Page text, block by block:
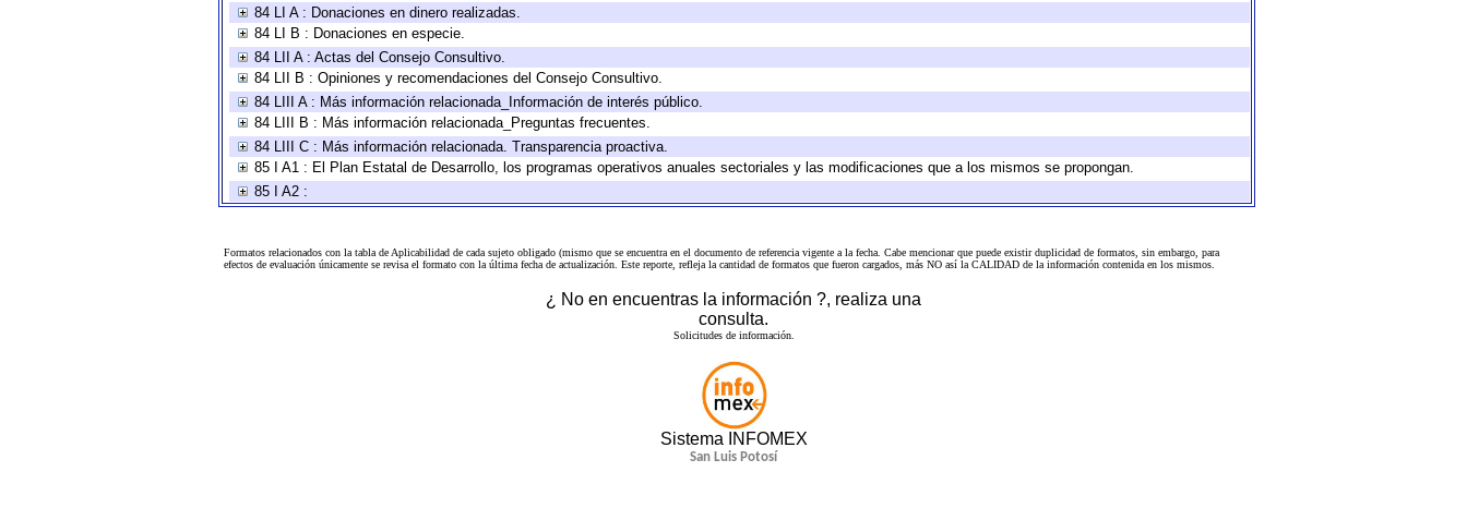
84 LI A : Donaciones en dinero realizadas.
84 LI B : Donaciones en especie.
84 LII A : Actas del Consejo Consultivo.
84 LII B : Opiniones y recomendaciones del Consejo Consultivo.
84 LIII A : Más información relacionada_Información de interés público.
84 LIII B : Más información relacionada_Preguntas frecuentes.
84 LIII C : Más información relacionada. Transparencia proactiva.
85 I A1 : El Plan Estatal de Desarrollo, los programas operativos anuales sectoriales y las modificaciones que a los mismos se propongan.
85 I A2 :
Formatos relacionados con la tabla de Aplicabilidad de cada sujeto obligado (mismo que se encuentra en el documento de referenciavigente a la fecha. Cabe mencionar que puede existir duplicidad de formatos, sin embargo, para
efectos de evaluación únicamente se revisa el formato con la última fecha de actualización. Este reporte, refleja la cantidad de formatos que fueron cargados, más NO así la CALIDAD de la información contenida en los mismos.
¿ No en encuentras la información ?, realiza una
consulta.
Solicitudes de información.
Sistema INFOMEX
San Luis Potosí